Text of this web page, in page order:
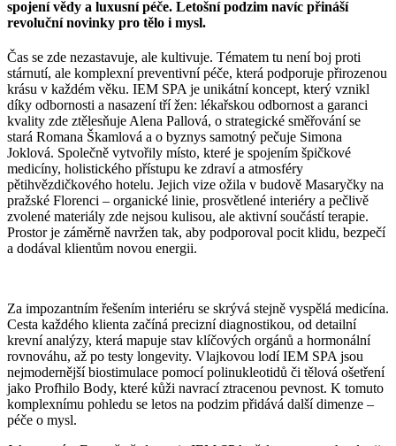
spojení vědy a luxusní péče. Letošní podzim navíc přináší
revoluční novinky pro tělo i mysl.
Čas se zde nezastavuje, ale kultivuje. Tématem tu není boj proti
stárnutí, ale komplexní preventivní péče, která podporuje přirozenou
krásu v každém věku. IEM SPA je unikátní koncept, který vznikl
díky odbornosti a nasazení tří žen: lékařskou odbornost a garanci
kvality zde ztělesňuje Alena Pallová, o strategické směřování se
stará Romana Škamlová a o byznys samotný pečuje Simona
Joklová. Společně vytvořily místo, které je spojením špičkové
medicíny, holistického přístupu ke zdraví a atmosféry
pětihvězdičkového hotelu. Jejich vize ožila v budově Masaryčky na
pražské Florenci – organické linie, prosvětlené interiéry a pečlivě
zvolené materiály zde nejsou kulisou, ale aktivní součástí terapie.
Prostor je záměrně navržen tak, aby podporoval pocit klidu, bezpečí
a dodával klientům novou energii.
Za impozantním řešením interiéru se skrývá stejně vyspělá medicína.
Cesta každého klienta začíná precizní diagnostikou, od detailní
krevní analýzy, která mapuje stav klíčových orgánů a hormonální
rovnováhu, až po testy longevity. Vlajkovou lodí IEM SPA jsou
nejmodernější biostimulace pomocí polinukleotidů či tělová ošetření
jako Profhilo Body, které kůži navrací ztracenou pevnost. K tomuto
komplexnímu pohledu se letos na podzim přidává další dimenze –
péče o mysl.